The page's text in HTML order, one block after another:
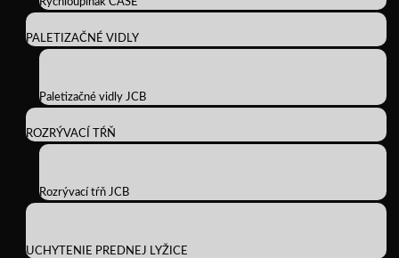
PALETIZAČNÉ VIDLY
Paletizačné vidly JCB
ROZRÝVACÍ TŔŇ
Rozrývací tŕň JCB
UCHYTENIE PREDNEJ LYŽICE